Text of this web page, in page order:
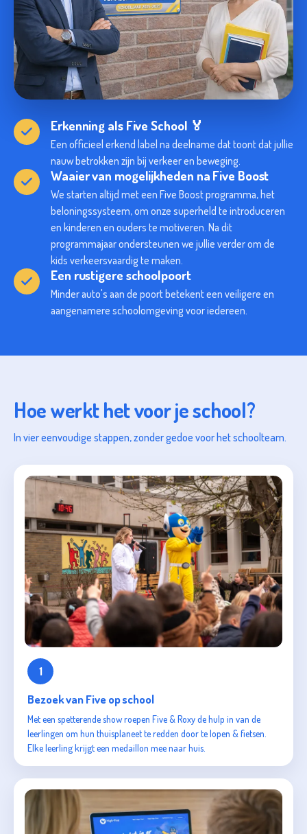
Erkenning als Five School 🏅
Een officieel erkend label na deelname dat toont dat jullie
nauw betrokken zijn bij verkeer en beweging.
Waaier van mogelijkheden na Five Boost
We starten altijd met een Five Boost programma, het
beloningssysteem, om onze superheld te introduceren
en kinderen en ouders te motiveren. Na dit
programmajaar ondersteunen we jullie verder om de
kids verkeersvaardig te maken.
Een rustigere schoolpoort
Minder auto's aan de poort betekent een veiligere en
aangenamere schoolomgeving voor iedereen.
Hoe werkt het voor je school?
In vier eenvoudige stappen, zonder gedoe voor het schoolteam.
1
Bezoek van Five op school
Met een spetterende show roepen Five & Roxy de hulp in van de
leerlingen om hun thuisplaneet te redden door te lopen & fietsen.
Elke leerling krijgt een medaillon mee naar huis.